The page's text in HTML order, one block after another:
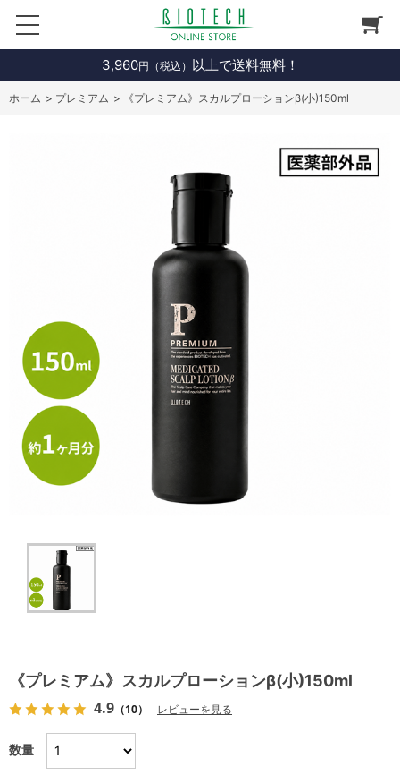
3,960円（税込） 以上で送料無料！
ホーム > プレミアム > 《プレミアム》スカルプローションβ(小)150ml
《プレミアム》スカルプローションβ(小)150ml
4.9 （10） レビューを見る
数量